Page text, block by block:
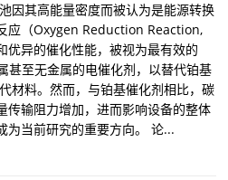
因其高能量密度而被认为是能源转换
应（Oxygen Reduction Reaction,
优异的催化性能，被视为最有效的
甚至无金属的电催化剂，以替代铂基
材料。然而，与铂基催化剂相比，碳
传输阻力增加，进而影响设备的整体
为当前研究的重要方向。 论...